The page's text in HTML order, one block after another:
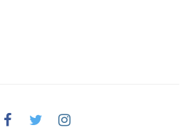
Facebook
TwitterInstagram